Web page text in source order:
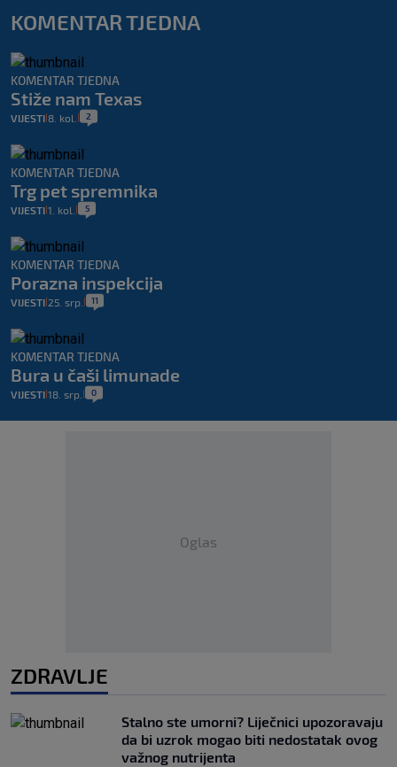
KOMENTAR TJEDNA
KOMENTAR TJEDNA
Stiže nam Texas
VIJESTI 8. kol. 2
KOMENTAR TJEDNA
Trg pet spremnika
VIJESTI 1. kol. 5
KOMENTAR TJEDNA
Porazna inspekcija
VIJESTI 25. srp. 11
KOMENTAR TJEDNA
Bura u čaši limunade
VIJESTI 18. srp. 0
Oglas
ZDRAVLJE
Stalno ste umorni? Liječnici upozoravaju
da bi uzrok mogao biti nedostatak ovog
važnog nutrijenta